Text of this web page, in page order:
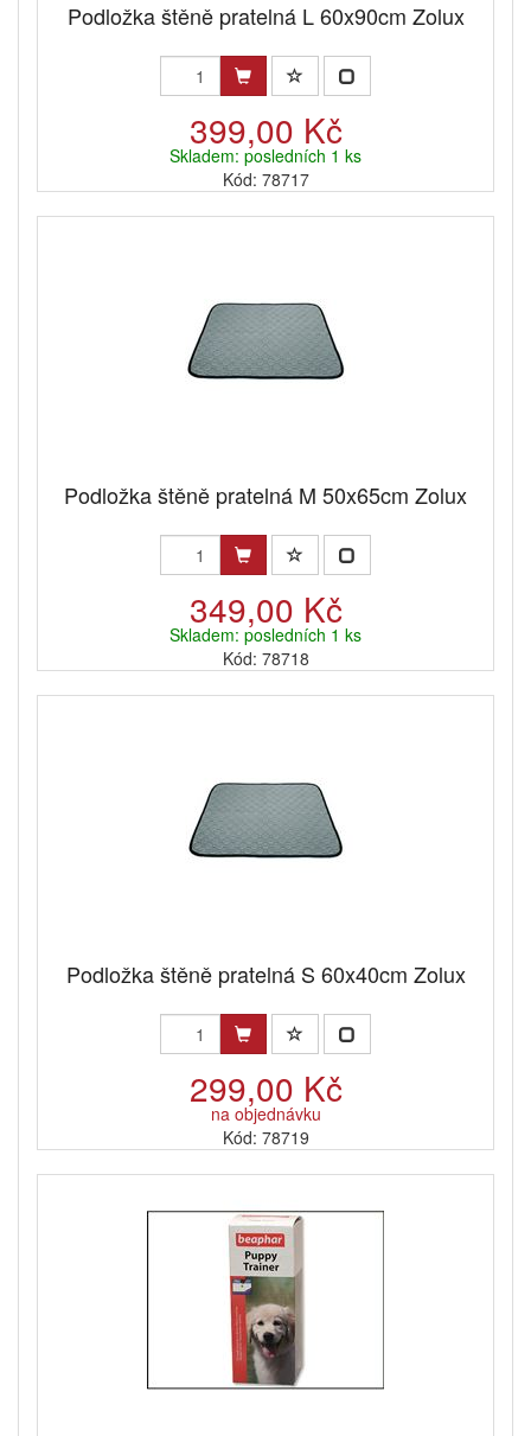
Podložka štěně pratelná L 60x90cm Zolux
399,00 Kč
Skladem: posledních 1 ks
Kód: 78717
Podložka štěně pratelná M 50x65cm Zolux
349,00 Kč
Skladem: posledních 1 ks
Kód: 78718
Podložka štěně pratelná S 60x40cm Zolux
299,00 Kč
na objednávku
Kód: 78719